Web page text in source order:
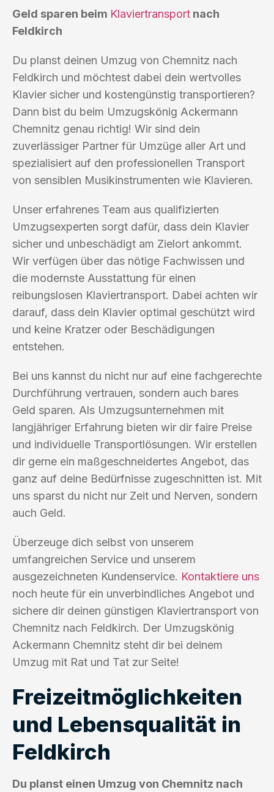
Geld sparen beim Klaviertransport nach
Feldkirch
Du planst deinen Umzug von Chemnitz nach
Feldkirch und möchtest dabei dein wertvolles
Klavier sicher und kostengünstig transportieren?
Dann bist du beim Umzugskönig Ackermann
Chemnitz genau richtig! Wir sind dein
zuverlässiger Partner für Umzüge aller Art und
spezialisiert auf den professionellen Transport
von sensiblen Musikinstrumenten wie Klavieren.
Unser erfahrenes Team aus qualifizierten
Umzugsexperten sorgt dafür, dass dein Klavier
sicher und unbeschädigt am Zielort ankommt.
Wir verfügen über das nötige Fachwissen und
die modernste Ausstattung für einen
reibungslosen Klaviertransport. Dabei achten wir
darauf, dass dein Klavier optimal geschützt wird
und keine Kratzer oder Beschädigungen
entstehen.
Bei uns kannst du nicht nur auf eine fachgerechte
Durchführung vertrauen, sondern auch bares
Geld sparen. Als Umzugsunternehmen mit
langjähriger Erfahrung bieten wir dir faire Preise
und individuelle Transportlösungen. Wir erstellen
dir gerne ein maßgeschneidertes Angebot, das
ganz auf deine Bedürfnisse zugeschnitten ist. Mit
uns sparst du nicht nur Zeit und Nerven, sondern
auch Geld.
Überzeuge dich selbst von unserem
umfangreichen Service und unserem
ausgezeichneten Kundenservice. Kontaktiere uns
noch heute für ein unverbindliches Angebot und
sichere dir deinen günstigen Klaviertransport von
Chemnitz nach Feldkirch. Der Umzugskönig
Ackermann Chemnitz steht dir bei deinem
Umzug mit Rat und Tat zur Seite!
Freizeitmöglichkeiten
und Lebensqualität in
Feldkirch
Du planst einen Umzug von Chemnitz nach